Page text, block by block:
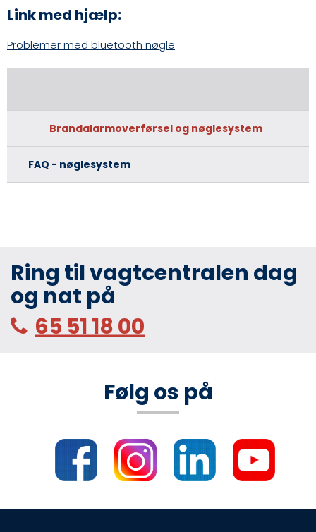
Link med hjælp:
Problemer med bluetooth nøgle
Brandalarmoverførsel og nøglesystem
FAQ - nøglesystem
Ring til vagtcentralen dag
og nat på
65 51 18 00
Følg os på